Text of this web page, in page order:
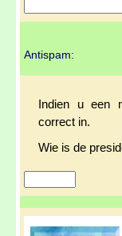
Antispam:
Indien u een
correct in.
Wie is de